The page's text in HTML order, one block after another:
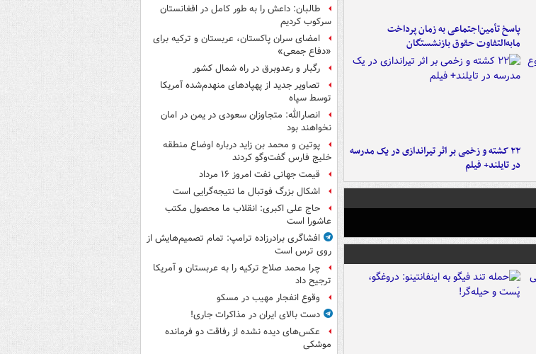
پاسخ تأمین‌اجتماعی به زمان پرداخت
مابه‌التفاوت حقوق بازنشستگان
۲۲ کشته و زخمی بر اثر تیراندازی در یک مدرسه
در تایلند+ فیلم
طالبان: داعش را به طور کامل در افغانستان
سرکوب کردیم
امضای سران پاکستان، عربستان و ترکیه برای
«دفاع جمعی»
رگبار و رعدوبرق در راه شمال کشور
تصاویر جدید از پهپادهای منهدم‌شده آمریکا
توسط سپاه
انصارالله: متجاوزان سعودی در یمن در امان
نخواهند بود
پوتین و محمد بن زاید درباره اوضاع منطقه
خلیج فارس گفت‌وگو کردند
قیمت جهانی نفت امروز ۱۶ مرداد
اشکال بزرگ فوتبال ما نتیجه‌گرایی است
حاج علی اکبری: انقلاب ما محصول مکتب
عاشورا است
افشاگری برادرزاده ترامپ: تمام تصمیم‌هایش از
روی ترس است
چرا محمد صلاح ترکیه را به عربستان و آمریکا
ترجیح داد
وقوع انفجار مهیب در مسکو
دست بالای ایران در مذاکرات جاری!
عکس‌های دیده نشده از رفاقت دو فرمانده‌
موشکی